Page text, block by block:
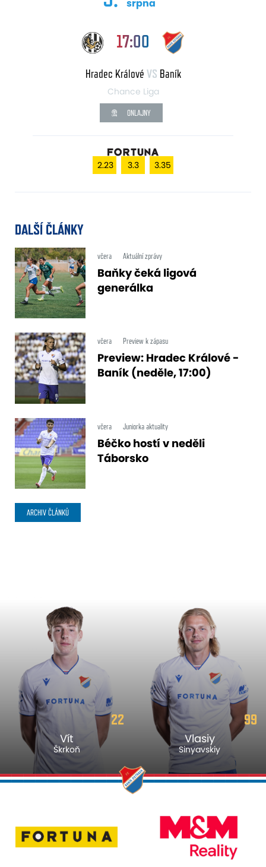
srpna
17:00
Hradec Králové VS Baník
Chance Liga
ONLAJNY
2.23 3.3 3.35
DALŠÍ ČLÁNKY
včera Aktuální zprávy
Baňky čeká ligová
generálka
včera Preview k zápasu
Preview: Hradec Králové -
Baník (neděle, 17:00)
včera Juniorka aktuality
Béčko hostí v neděli
Táborsko
ARCHIV ČLÁNKŮ
22
Vít
Škrkoň
99
Vlasiy
Sinyavskiy